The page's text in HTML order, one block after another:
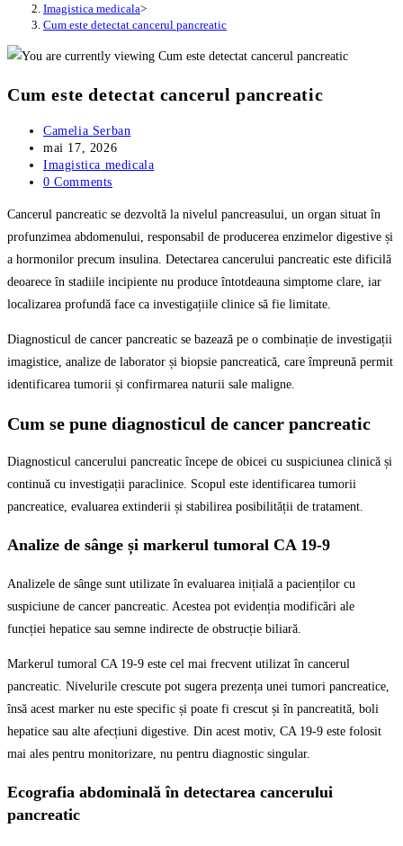
Imagistica medicala>
Cum este detectat cancerul pancreatic
Cum este detectat cancerul pancreatic
Post
author:
Camelia Serban
Post
published:
mai 17, 2026
Post
category:
Imagistica medicala
Post
0 Comments
Cancerul pancreatic se dezvoltă la nivelul pancreasului, un organ situat în
profunzimea abdomenului, responsabil de producerea enzimelor digestive și
a hormonilor precum insulina. Detectarea cancerului pancreatic este dificilă
deoarece în stadiile incipiente nu produce întotdeauna simptome clare, iar
localizarea profundă face ca investigațiile clinice să fie limitate.
Diagnosticul de cancer pancreatic se bazează pe o combinație de investigații
imagistice, analize de laborator și biopsie pancreatică, care împreună permit
identificarea tumorii și confirmarea naturii sale maligne.
Cum se pune diagnosticul de cancer pancreatic
Diagnosticul cancerului pancreatic începe de obicei cu suspiciunea clinică și
continuă cu investigații paraclinice. Scopul este identificarea tumorii
pancreatice, evaluarea extinderii și stabilirea posibilității de tratament.
Analize de sânge și markerul tumoral CA 19-9
Analizele de sânge sunt utilizate în evaluarea inițială a pacienților cu
suspiciune de cancer pancreatic. Acestea pot evidenția modificări ale
funcției hepatice sau semne indirecte de obstrucție biliară.
Markerul tumoral CA 19-9 este cel mai frecvent utilizat în cancerul
pancreatic. Nivelurile crescute pot sugera prezența unei tumori pancreatice,
însă acest marker nu este specific și poate fi crescut și în pancreatită, boli
hepatice sau alte afecțiuni digestive. Din acest motiv, CA 19-9 este folosit
mai ales pentru monitorizare, nu pentru diagnostic singular.
Ecografia abdominală în detectarea cancerului
pancreatic